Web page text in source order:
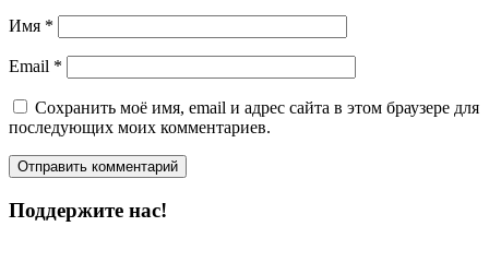
Имя *
Email *
Сохранить моё имя, email и адрес сайта в этом браузере для
последующих моих комментариев.
Поддержите нас!